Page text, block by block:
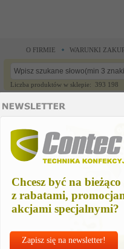
Chcesz być na bieżąco
z rabatami,
akcjami specjalnymi?
Zapisz się na newsletter!
O FIRMIE WARUNKI
Liczba produktów w sklepie: 393 198
CZĘŚCI ZAMIENNE
do maszyn szwalniczych >Części
needle bar , lh-1152